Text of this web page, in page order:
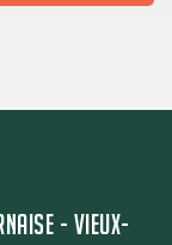
- VIEUX-